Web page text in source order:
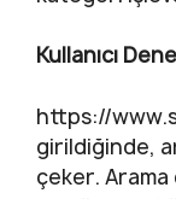
Kullanıcı
https://
girildiğinde,
çeker.